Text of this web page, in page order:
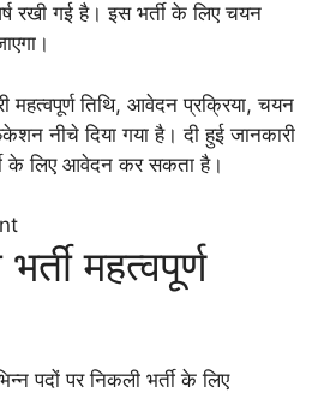
रखी गई है। इस भर्ती के लिए चयन
महत्वपूर्ण तिथि, आवेदन प्रक्रिया, चयन
नीचे दिया गया है। दी हुई जानकारी
के लिए आवेदन कर सकता है।
महत्वपूर्ण
पदों पर निकली भर्ती के लिए